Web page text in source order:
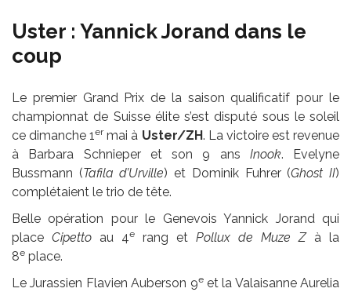
Uster : Yannick Jorand dans le
coup
Le premier Grand Prix de la saison qualificatif pour le
championnat de Suisse élite s’est disputé sous le soleil
ce dimanche 1ermai à Uster/ZH. La victoire est revenue
à Barbara Schnieper et son 9 ans Inook. Evelyne
Bussmann (Tafila d’Urville) et Dominik Fuhrer (Ghost II)
complétaient le trio de tête.
Belle opération pour le Genevois Yannick Jorand qui
place Cipetto au 4e rang et Pollux de Muze Zà la
8e place.
Le Jurassien Flavien Auberson 9eet la Valaisanne Aurelia